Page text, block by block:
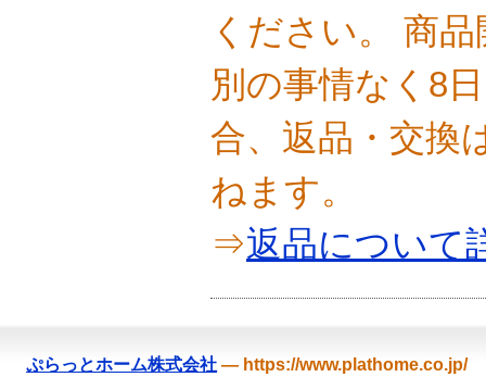
ください。 商
別の事情なく8
合、返品・交換
ねます。
⇒返品について
ぷらっとホーム株式会社 — https://www.plathome.co.jp/